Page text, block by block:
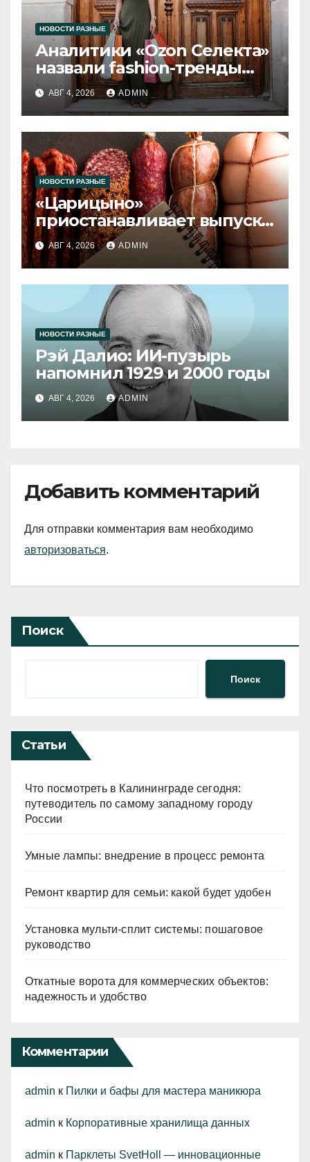
НОВОСТИ РАЗНЫЕ
Аналитики «Ozon Селекта»
назвали fashion-тренды
2026 года
АВГ 4, 2026 ADMIN
НОВОСТИ РАЗНЫЕ
«Царицыно»
приостанавливает выпуск
продукции
АВГ 4, 2026 ADMIN
НОВОСТИ РАЗНЫЕ
Рэй Далио: ИИ-пузырь
напомнил 1929 и 2000 годы
АВГ 4, 2026 ADMIN
Добавить комментарий
Для отправки комментария вам необходимо
авторизоваться.
Поиск
Поиск
Статьи
Что посмотреть в Калининграде сегодня:
путеводитель по самому западному городу
России
Умные лампы: внедрение в процесс ремонта
Ремонт квартир для семьи: какой будет удобен
Установка мульти-сплит системы: пошаговое
руководство
Откатные ворота для коммерческих объектов:
надежность и удобство
Комментарии
admin к Пилки и бафы для мастера маникюра
admin к Корпоративные хранилища данных
admin к Парклеты SvetHoll — инновационные